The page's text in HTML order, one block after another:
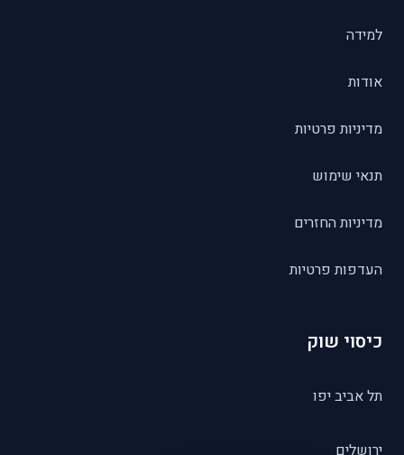
למידה
אודות
מדיניות פרטיות
תנאי שימוש
מדיניות החזרים
העדפות פרטיות
כיסוי שוק
תל אביב יפו
ירושלים